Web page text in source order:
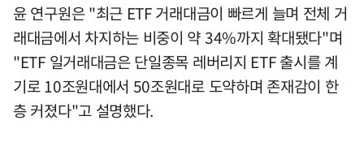
윤 연구원은 "최근 ETF 거래대금이 빠르게 늘며 전체 거
래대금에서 차지하는 비중이 약 34%까지 확대됐다"며
"ETF 일거래대금은 단일종목 레버리지 ETF 출시를 계
기로 10조원대에서 50조원대로 도약하며 존재감이 한
층 커졌다"고 설명했다.